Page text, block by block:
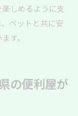
しめるように支
ペットと共に安
す。
の便利屋が